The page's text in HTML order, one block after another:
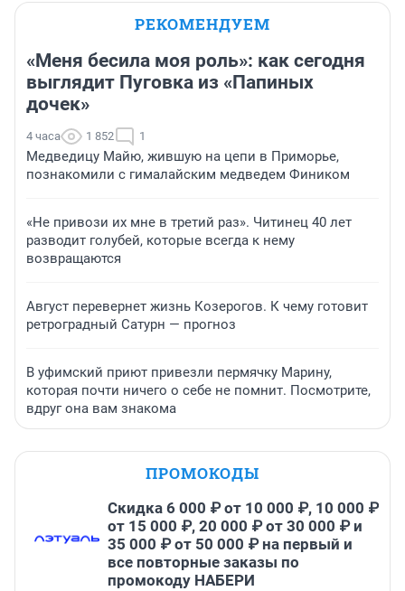
РЕКОМЕНДУЕМ
«Меня бесила моя роль»: как сегодня
выглядит Пуговка из «Папиных
дочек»
4 часа 1 852 1
Медведицу Майю, жившую на цепи в Приморье,
познакомили с гималайским медведем Фиником
«Не привози их мне в третий раз». Читинец 40 лет
разводит голубей, которые всегда к нему
возвращаются
Август перевернет жизнь Козерогов. К чему готовит
ретроградный Сатурн — прогноз
В уфимский приют привезли пермячку Марину,
которая почти ничего о себе не помнит. Посмотрите,
вдруг она вам знакома
ПРОМОКОДЫ
Скидка 6 000 ₽ от 10 000 ₽, 10 000 ₽
от 15 000 ₽, 20 000 ₽ от 30 000 ₽ и
35 000 ₽ от 50 000 ₽ на первый и
все повторные заказы по
промокоду НАБЕРИ